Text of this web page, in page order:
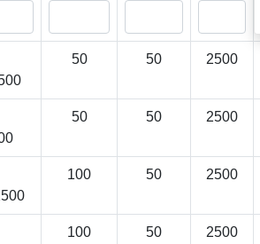
50 50 2500
50 50 2500
100 50 2500
100 50 2500